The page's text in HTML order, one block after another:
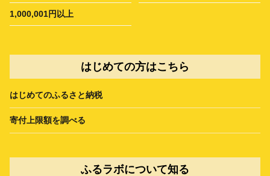
1,000,001円以上
はじめての方はこちら
はじめてのふるさと納税
寄付上限額を調べる
ふるラボについて知る